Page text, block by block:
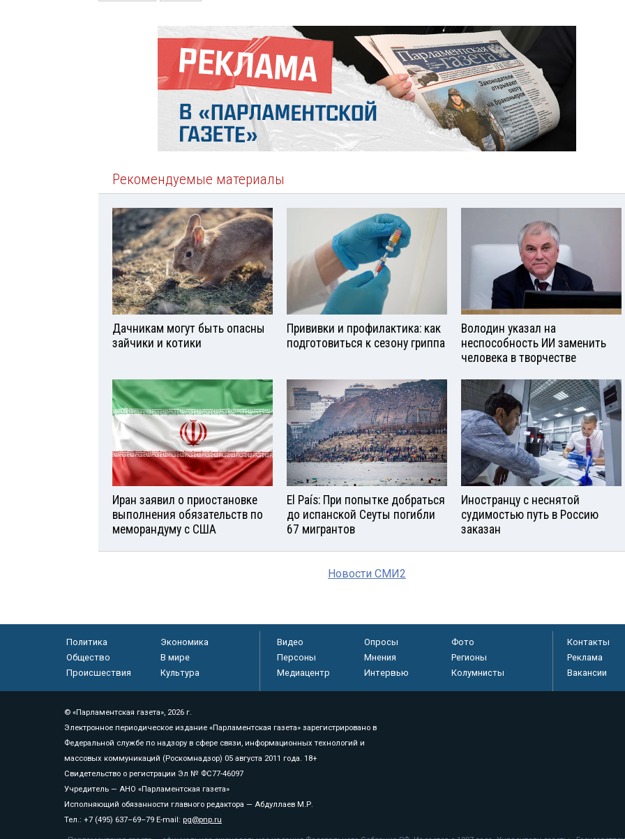
Рекомендуемые материалы
Дачникам могут быть опасны
зайчики и котики
Прививки и профилактика: как
подготовиться к сезону гриппа
Володин указал на
неспособность ИИ заменить
человека в творчестве
Иран заявил о приостановке
выполнения обязательств по
меморандуму с США
El País: При попытке добраться
до испанской Сеуты погибли
67 мигрантов
Иностранцу с неснятой
судимостью путь в Россию
заказан
Новости СМИ2
Политика
Экономика
Общество
В мире
Происшествия
Культура
Видео Опросы
Фото
Персоны
Мнения
Регионы
Медиацентр
Интервью Колумнисты
Контакты
Реклама
Вакансии
© «Парламентская газета», 2026 г.
Электронное периодическое издание «Парламентская газета» зарегистрировано в
Федеральной службе по надзору в сфере связи, информационных технологий и
массовых коммуникаций (Роскомнадзор) 05 августа 2011 года. 18+
Свидетельство о регистрации Эл № ФС77-46097
Учредитель — АНО «Парламентская газета»
Исполняющий обязанности главного редактора — Абдуллаев М.Р.
Тел.: +7 (495) 637–69–79 E-mail: pg@pnp.ru